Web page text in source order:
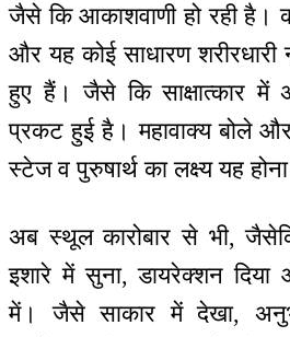
जैसे कि आकाशवाणी हो रही है।
और यह कोई साधारण
हुए हैं। जैसे कि साक्षात्कार
प्रकट हुई है। महावाक्य बोले
स्टेज व पुरुषार्थ का लक्ष्य यह
अब स्थूल कारोबार से भी,
इशारे में सुना, डायरेक्शन
में। जैसे साकार में देखा,